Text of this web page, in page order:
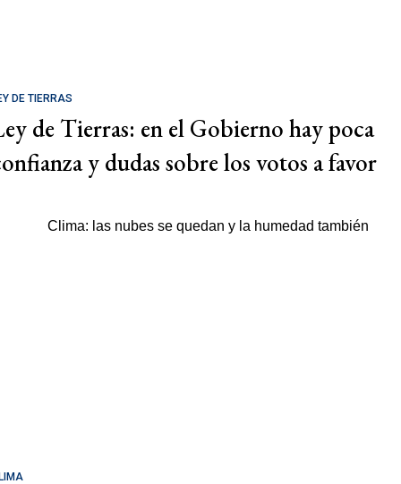
DE TIERRAS
de Tierras: en el Gobierno hay poca
y dudas sobre los votos a favor